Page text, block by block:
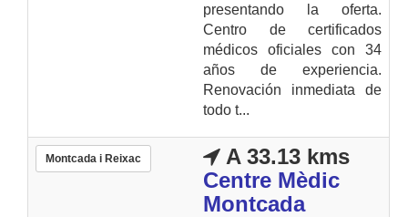
presentando la oferta.
Centro de certificados
médicos oficiales con 34
años de experiencia.
Renovación inmediata de
todo t...
Montcada i Reixac
A 33.13 kms
Centre Mèdic
Montcada